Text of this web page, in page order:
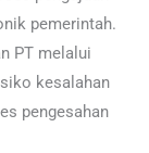
pemerintah.
PT melalui
kesalahan
pengesahan